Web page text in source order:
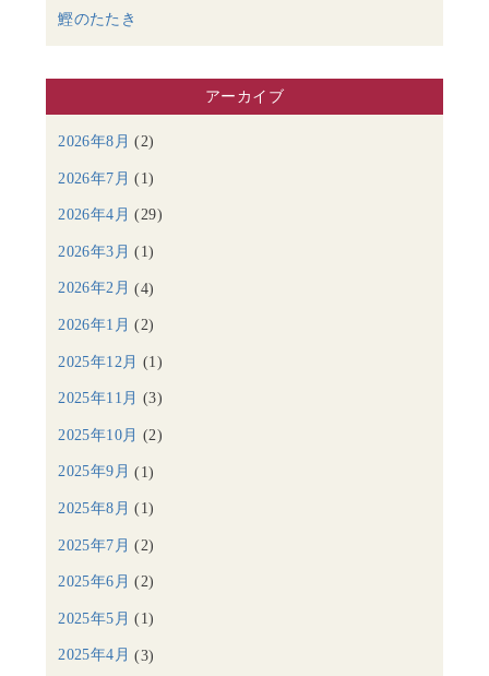
鰹のたたき
アーカイブ
2026年8月 (2)
2026年7月 (1)
2026年4月 (29)
2026年3月 (1)
2026年2月 (4)
2026年1月 (2)
2025年12月 (1)
2025年11月 (3)
2025年10月 (2)
2025年9月 (1)
2025年8月 (1)
2025年7月 (2)
2025年6月 (2)
2025年5月 (1)
2025年4月 (3)